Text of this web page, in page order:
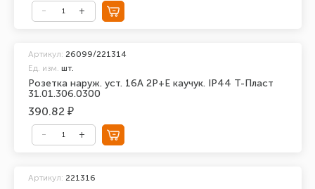
Розетка наруж. уст. 16А 2P+E каучук. IP44 Т-Пласт
31.01.306.0300
Артикул: 26099/221314
Ед. изм. шт.
390.82 ₽
Артикул: 221316